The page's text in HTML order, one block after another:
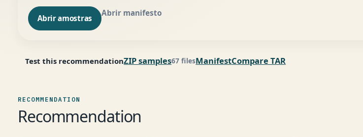
Abrir amostras
Abrir manifesto
Test this recommendationZIP samples67 filesManifestCompare TAR
RECOMMENDATION
Recommendation